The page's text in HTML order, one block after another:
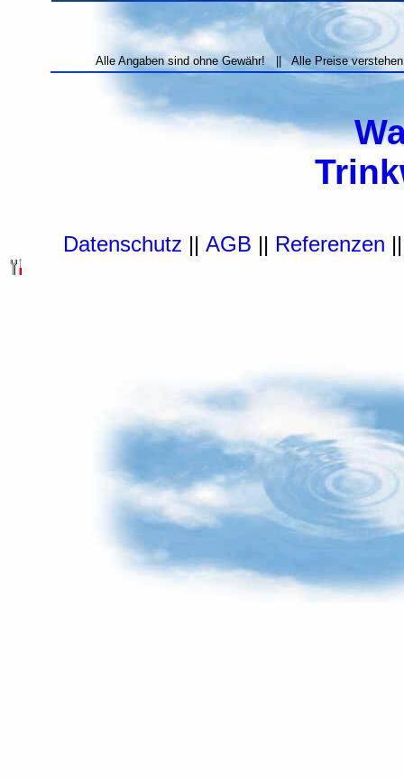
Alle Angaben sind ohne Gewähr! || Alle Preise
Datenschutz || AGB || Referenzen